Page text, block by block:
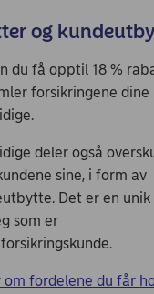
og
du få opptil 18 %
forsikringene dine
deler også
sine, i form av
Det er en
som er
om fordelene du får